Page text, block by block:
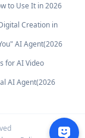
to Use It in 2026
Creation in
AI Agent(2026
for AI Video
AI Agent(2026